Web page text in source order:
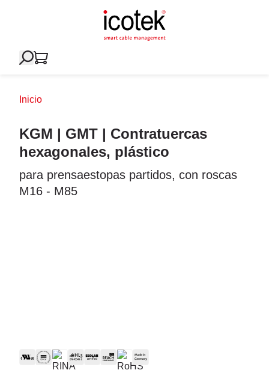
Inicio
KGM | GMT | Contratuercas
hexagonales, plástico
para prensaestopas partidos, con roscas
M16 - M85